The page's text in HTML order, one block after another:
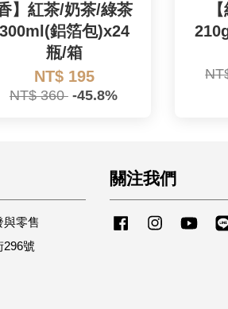
】紅茶/奶茶/綠茶
300ml(鋁箔包)x24
瓶/箱
NT$ 195
NT$ 360 -45.8%
零售
號
關注我們
FacebookInstagram